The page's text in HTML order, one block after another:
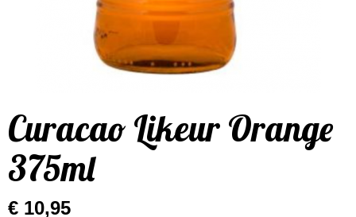
Curacao Likeur Orange
375ml
€ 10,95